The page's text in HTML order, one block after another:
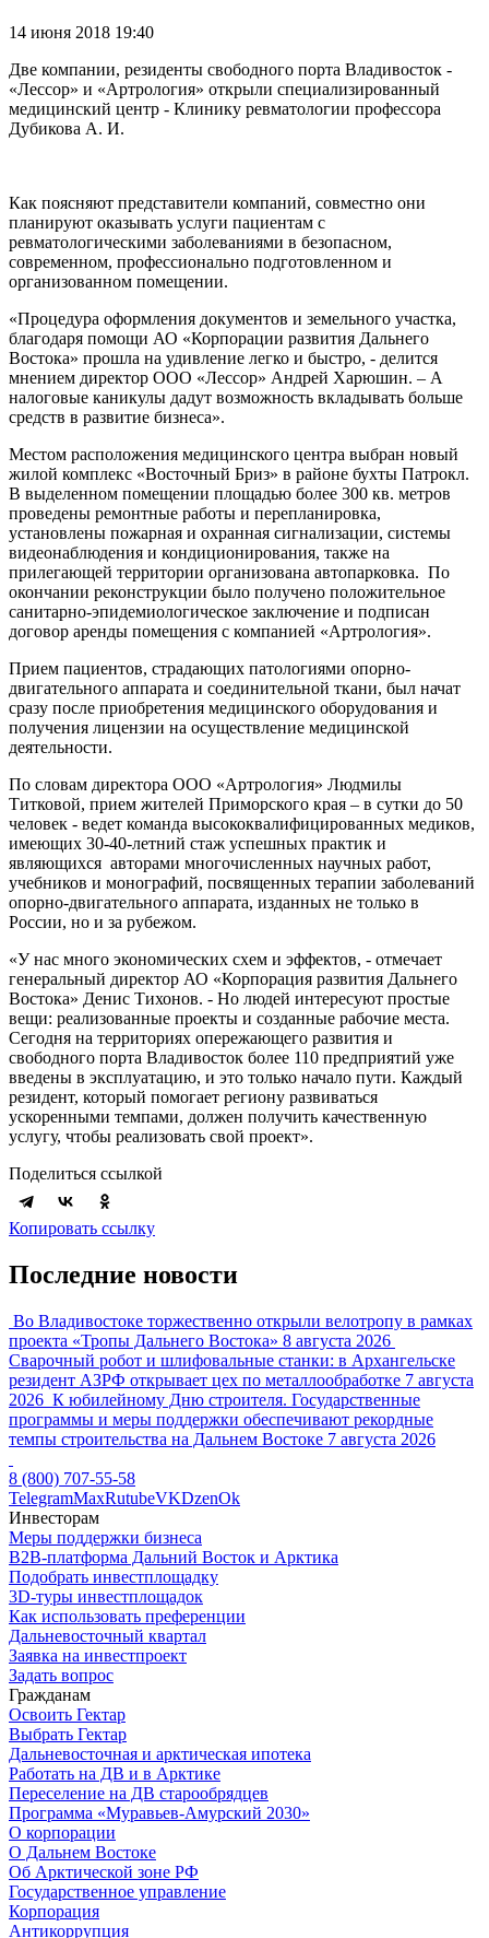
14 июня 2018 19:40
Две компании, резиденты свободного порта Владивосток -
«Лессор» и «Артрология» открыли специализированный
медицинский центр - Клинику ревматологии профессора
Дубикова А. И.
Как поясняют представители компаний, совместно они
планируют оказывать услуги пациентам с
ревматологическими заболеваниями в безопасном,
современном, профессионально подготовленном и
организованном помещении.
«Процедура оформления документов и земельного участка,
благодаря помощи АО «Корпорации развития Дальнего
Востока» прошла на удивление легко и быстро, - делится
мнением директор ООО «Лессор» Андрей Харюшин. – А
налоговые каникулы дадут возможность вкладывать больше
средств в развитие бизнеса».
Местом расположения медицинского центра выбран новый
жилой комплекс «Восточный Бриз» в районе бухты Патрокл.
В выделенном помещении площадью более 300 кв. метров
проведены ремонтные работы и перепланировка,
установлены пожарная и охранная сигнализации, системы
видеонаблюдения и кондиционирования, также на
прилегающей территории организована автопарковка. По
окончании реконструкции было получено положительное
санитарно-эпидемиологическое заключение и подписан
договор аренды помещения с компанией «Артрология».
Прием пациентов, страдающих патологиями опорно-
двигательного аппарата и соединительной ткани, был начат
сразу после приобретения медицинского оборудования и
получения лицензии на осуществление медицинской
деятельности.
По словам директора ООО «Артрология» Людмилы
Титковой, прием жителей Приморского края – в сутки до 50
человек - ведет команда высококвалифицированных медиков,
имеющих 30-40-летний стаж успешных практик и
являющихся авторами многочисленных научных работ,
учебников и монографий, посвященных терапии заболеваний
опорно-двигательного аппарата, изданных не только в
России, но и за рубежом.
«У нас много экономических схем и эффектов, - отмечает
генеральный директор АО «Корпорация развития Дальнего
Востока» Денис Тихонов. - Но людей интересуют простые
вещи: реализованные проекты и созданные рабочие места.
Сегодня на территориях опережающего развития и
свободного порта Владивосток более 110 предприятий уже
введены в эксплуатацию, и это только начало пути. Каждый
резидент, который помогает региону развиваться
ускоренными темпами, должен получить качественную
услугу, чтобы реализовать свой проект».
Поделиться ссылкой
Копировать ссылку
Последние новости
Во Владивостоке торжественно открыли велотропу в рамках
проекта «Тропы Дальнего Востока» 8 августа 2026
Сварочный робот и шлифовальные станки: в Архангельске
резидент АЗРФ открывает цех по металлообработке 7 августа
2026 К юбилейному Дню строителя. Государственные
программы и меры поддержки обеспечивают рекордные
темпы строительства на Дальнем Востоке 7 августа 2026
8 (800) 707-55-58
TelegramMaxRutubeVKDzenOk
Инвесторам
Меры поддержки бизнеса
B2B-платформа Дальний Восток и Арктика
Подобрать инвестплощадку
3D-туры инвестплощадок
Как использовать преференции
Дальневосточный квартал
Заявка на инвестпроект
Задать вопрос
Гражданам
Освоить Гектар
Выбрать Гектар
Дальневосточная и арктическая ипотека
Работать на ДВ и в Арктике
Переселение на ДВ старообрядцев
Программа «Муравьев-Амурский 2030»
О корпорации
О Дальнем Востоке
Об Арктической зоне РФ
Государственное управление
Корпорация
Антикоррупция